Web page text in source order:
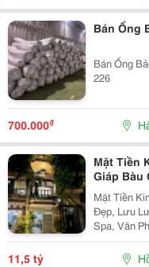
Bán Ống
Bán Ống Bảo Ôn Điều
226
700.000₫
Mặt Tiền
Giáp Bàu
Mặt Tiền
Đẹp, Lưu
Spa, Văn
Thuê. Ưu Điểm Nổi Bật:
11,5 tỷ